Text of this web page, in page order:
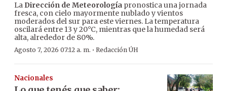
La Dirección de Meteorología pronostica una jornada
fresca, con cielo mayormente nublado y vientos
moderados del sur para este viernes. La temperatura
oscilará entre 13 y 20°C, mientras que la humedad será
alta, alrededor de 80%.
Agosto 7, 2026 07:12 a. m. · Redacción ÚH
Nacionales